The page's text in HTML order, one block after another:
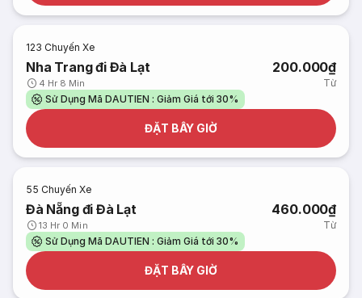
123 Chuyến Xe
Nha Trang đi Đà Lạt
4 Hr 8 Min
200.000₫
Từ
Sử Dụng Mã DAUTIEN : Giảm Giá tới 30%
ĐẶT BÂY GIỜ
55 Chuyến Xe
Đà Nẵng đi Đà Lạt
13 Hr 0 Min
460.000₫
Từ
Sử Dụng Mã DAUTIEN : Giảm Giá tới 30%
ĐẶT BÂY GIỜ